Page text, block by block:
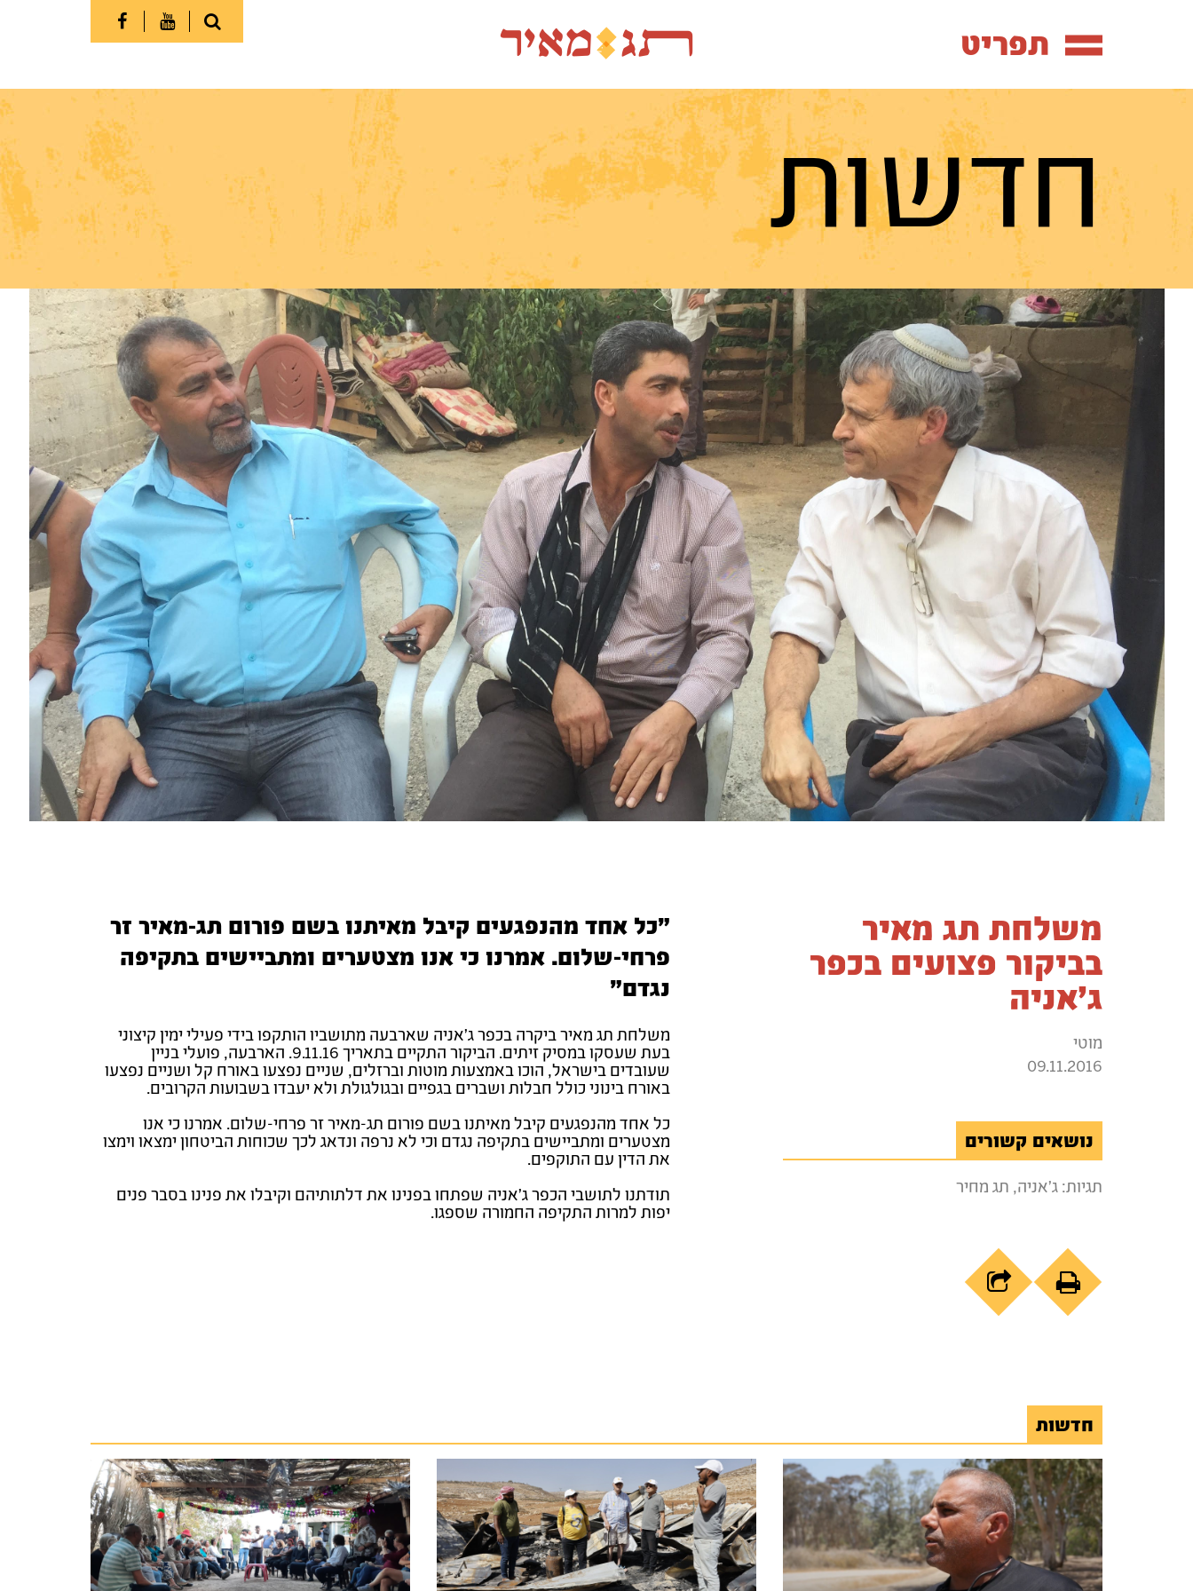
תפריט
חדשות
משלחת תג מאיר
בביקור פצועים בכפר
ג'אניה
מוטי
09.11.2016
נושאים קשורים
תגיות: ג'אניה תג מחיר
"כל אחד מהנפגעים קיבל מאיתנו בשם פורום תג-מאיר זר
פרחי-שלום. אמרנו כי אנו מצטערים ומתביישים בתקיפה
נגדם"
משלחת תג מאיר ביקרה בכפר ג׳אניה שארבעה מתושביו הותקפו בידי פעילי ימין קיצוני
בעת שעסקו במסיק זיתים. הביקור התקיים בתאריך 9.11.16. הארבעה, פועלי בניין
שעובדים בישראל, הוכו באמצעות מוטות וברזלים, שניים נפצעו באורח קל ושניים נפצעו
באורח בינוני כולל חבלות ושברים בגפיים ובגולגולת ולא יעבדו בשבועות הקרובים.
כל אחד מהנפגעים קיבל מאיתנו בשם פורום תג-מאיר זר פרחי-שלום. אמרנו כי אנו
מצטערים ומתביישים בתקיפה נגדם וכי לא נרפה ונדאג לכך שכוחות הביטחון ימצאו וימצו
את הדין עם התוקפים.
תודתנו לתושבי הכפר ג׳אניה שפתחו בפנינו את דלתותיהם וקיבלו את פנינו בסבר פנים
יפות למרות התקיפה החמורה שספגו.
חדשות